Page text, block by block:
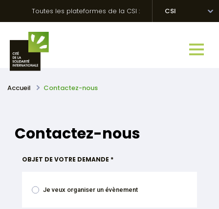
Toutes les plateformes de la CSI : CSI
Accueil Contactez-nous
Contactez-nous
OBJET DE VOTRE DEMANDE *
Je veux organiser un évènement